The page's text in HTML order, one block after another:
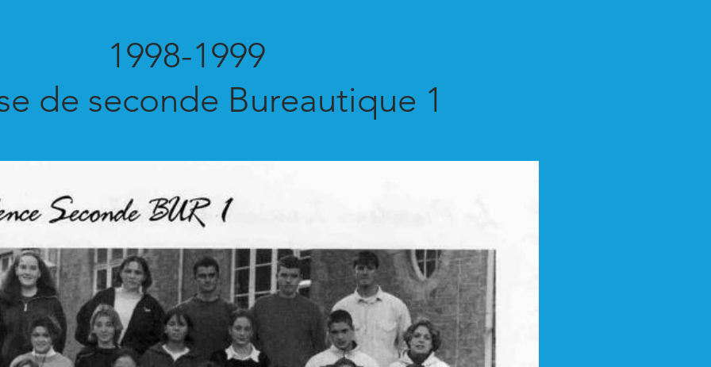
1998-1999
de seconde Bureautique 1